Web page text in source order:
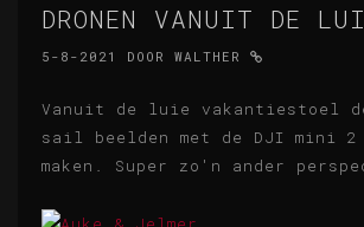
DRONEN VANUIT DE
5-8-2021 DOOR WALTHER
Vanuit de luie vakantiestoel
sail beelden met de DJI mini 2
maken. Super zo'n ander